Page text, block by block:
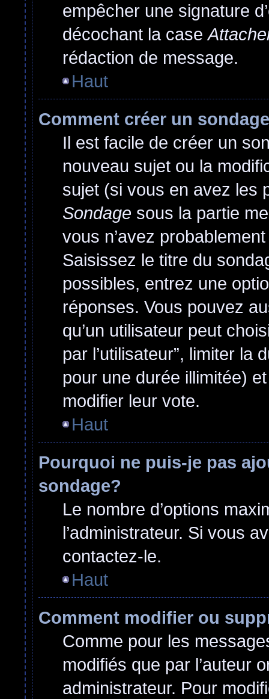
empêcher une signature
décochant la case
rédaction de message.
Haut
Comment créer un
Il est facile de créer un
nouveau sujet ou la
sujet (si vous en avez les
Sondage sous la partie
vous n’avez
Saisissez le titre du
possibles, entrez une
réponses. Vous pouvez
qu’un utilisateur peut
par l’utilisateur”, limiter la
pour une durée illimitée)
modifier leur vote.
Haut
Pourquoi ne puis-je pas
sondage?
Le nombre d’options
l’administrateur. Si vous
contactez-le.
Haut
Comment modifier ou
Comme pour les
modifiés que par l’auteur
administrateur. Pour